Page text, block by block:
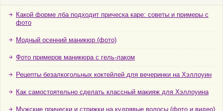
Какой форме лба подходит прическа каре: советы и примеры с
фото
Модный осенний маникюр (фото)
Фото примеров маникюра с гель-лаком
Рецепты безалкогольных коктейлей для вечеринки на Хэллоуин
Как самостоятельно сделать классный макияж для Хэллоуина
Мужские прически и стрижки на кудрявые волосы (фото и видео)